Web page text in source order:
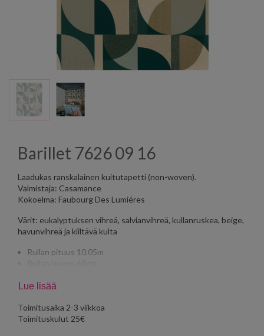
Barillet 7626 09 16
Laadukas ranskalainen kuitutapetti (non-woven).
Valmistaja: Casamance
Kokoelma: Faubourg Des Lumiéres
Värit: eukalyptuksen vihreä, salvianvihreä, kullanruskea, beige,
havunvihreä ja kiiltävä kulta
Rullan pituus 10,05m
Lue lisää
Toimitusaika 2-3 viikkoa
Toimituskulut 25€